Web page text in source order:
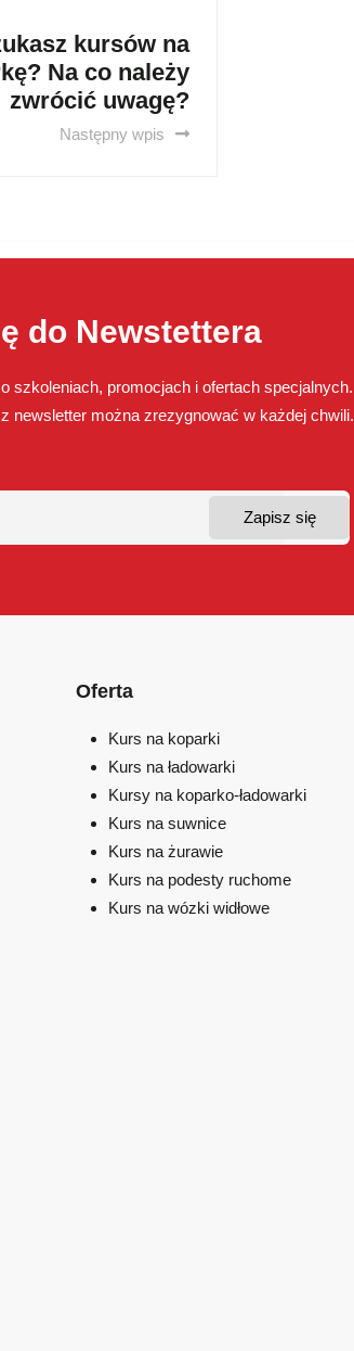
kursów na
Na co należy
zwrócić uwagę?
Następny wpis
do Newstettera
szkoleniach, promocjach i ofertach specjalnych.
newsletter można zrezygnować w każdej chwili.
Oferta
Kurs na koparki
Kurs na ładowarki
Kursy na koparko-ładowarki
Kurs na suwnice
Kurs na żurawie
Kurs na podesty ruchome
Kurs na wózki widłowe